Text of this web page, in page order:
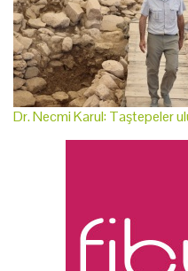
Dr. Necmi Karul: Taştepeler